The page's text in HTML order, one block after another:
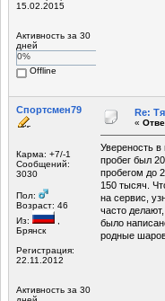
15.02.2015
Активность за 30
дней
0%
Offline
Спортсмен79
Карма: +7/-1
Сообщений:
3030
Пол:
Возраст: 46
Из:
Брянск
Регистрация:
22.11.2012
Активность за 30
Re:
«
Увереность в
пробег был
пробегом до
150 тысяч.
на сервис,
часто
было
родные